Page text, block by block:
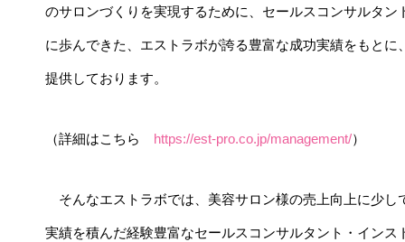
のサロンづくりを実現するために、セールスコンサルタ
に歩んできた、エストラボが誇る豊富な成功実績をもと
提供しております。
（詳細はこちら https://est-pro.co.jp/management/）
そんなエストラボでは、美容サロン様の売上向上に少し
実績を積んだ経験豊富なセールスコンサルタント・イン